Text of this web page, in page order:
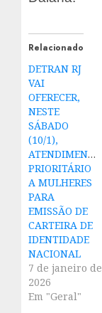
Relacionado
DETRAN RJ
VAI
OFERECER,
NESTE
SÁBADO
(10/1),
ATENDIMENTO
PRIORITÁRIO
A MULHERES
PARA
EMISSÃO DE
CARTEIRA DE
IDENTIDADE
NACIONAL
7 de janeiro de
2026
Em "Geral"